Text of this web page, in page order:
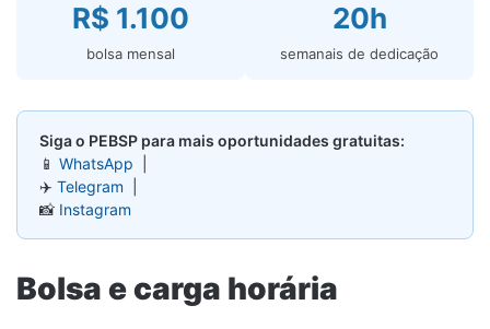
R$ 1.100
bolsa mensal
20h
semanais de dedicação
Siga o PEBSP para mais oportunidades gratuitas:
📱 WhatsApp
✈️ Telegram
📸 Instagram
Bolsa e carga horária